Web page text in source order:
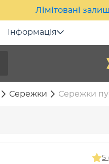
Лімітовані
Інформація
Сережки Сережки
5